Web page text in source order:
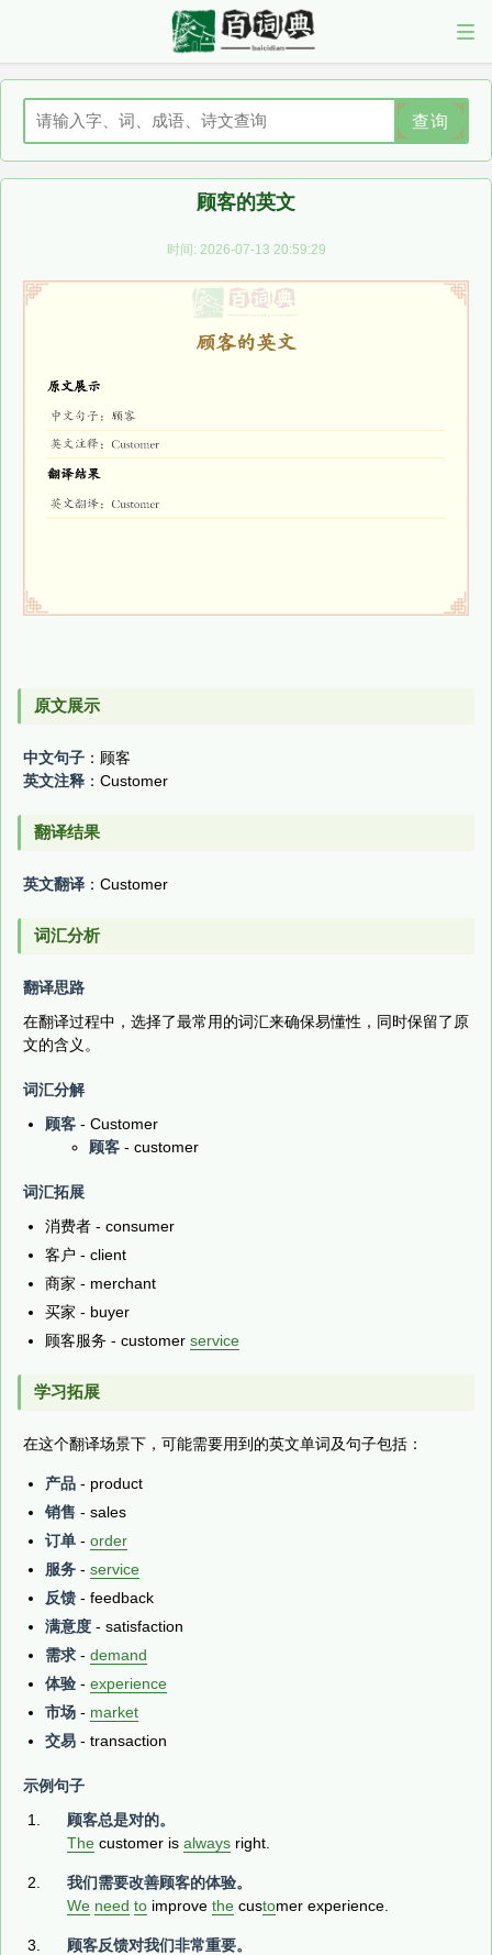
查询
顾客的英文
时间: 2026-07-13 20:59:29
原文展示
中文句子 ：顾客
英文注释 ：Customer
翻译结果
英文翻译 ：Customer
词汇分析
翻译思路
在翻译过程中，选择了最常用的词汇来确保易懂性，同时保留了原
文的含义。
词汇分解
顾客 - Customer
顾客 - customer
词汇拓展
消费者 - consumer
客户 - client
商家 - merchant
买家 - buyer
顾客服务 - customer service
学习拓展
在这个翻译场景下，可能需要用到的英文单词及句子包括：
产品 - product
销售 - sales
订单 - order
服务 - service
反馈 - feedback
满意度 - satisfaction
需求 - demand
体验 - experience
市场 - market
交易 - transaction
示例句子
顾客总是对的。
The customer is always right.
我们需要改善顾客的体验。
We need to improve the customer experience.
顾客反馈对我们非常重要。